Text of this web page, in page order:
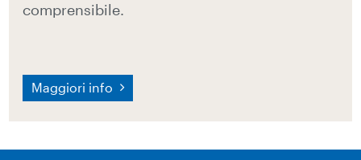
comprensibile.
Maggiori info